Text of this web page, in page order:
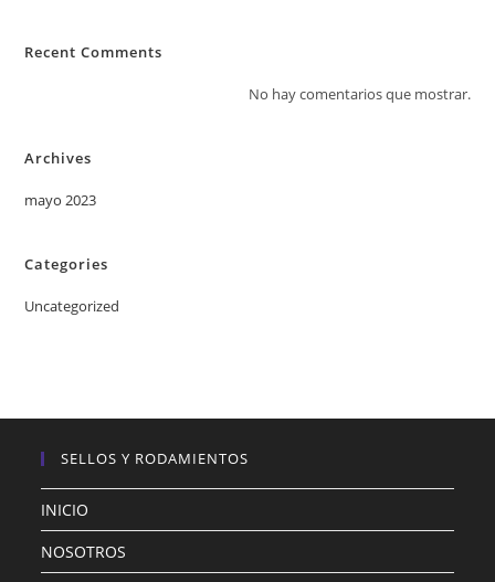
Recent Comments
No hay comentarios que mostrar.
Archives
mayo 2023
Categories
Uncategorized
SELLOS Y RODAMIENTOS
INICIO
NOSOTROS